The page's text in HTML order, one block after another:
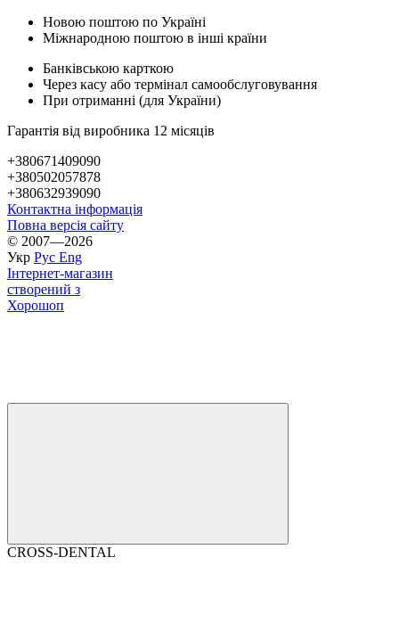
Новою поштою по Україні
Міжнародною поштою в інші країни
Банківською карткою
Через касу або термінал самообслуговування
При отриманні (для України)
Гарантія від виробника 12 місяців
+380671409090
+380502057878
+380632939090
Контактна інформація
Повна версія сайту
© 2007—2026
Укр Рус Eng
Інтернет-магазин
створений з
Хорошоп
CROSS-DENTAL